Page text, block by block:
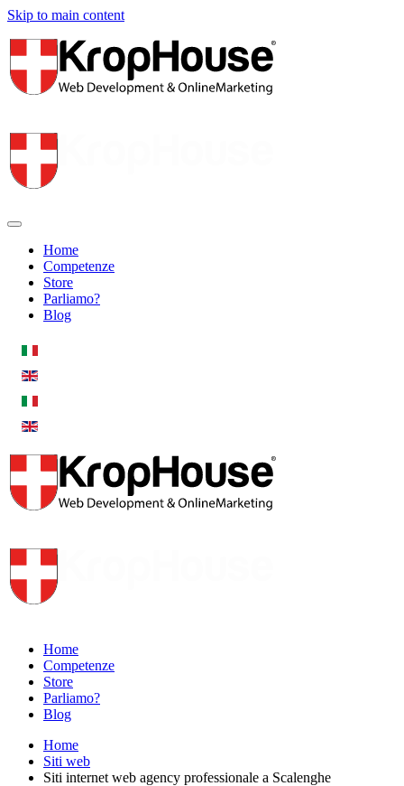
Skip to main content
Home
Competenze
Store
Parliamo?
Blog
Home
Competenze
Store
Parliamo?
Blog
Home
Siti web
Siti internet web agency professionale a Scalenghe